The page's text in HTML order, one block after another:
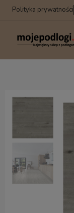
Polityka prywatności